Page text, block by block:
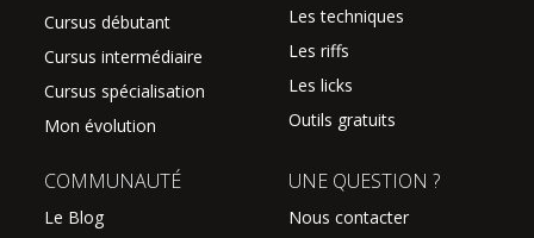
Cursus débutant
Cursus intermédiaire
Cursus spécialisation
Mon évolution
Les techniques
Les riffs
Les licks
Outils gratuits
COMMUNAUTÉ
Le Blog
UNE QUESTION ?
Nous contacter